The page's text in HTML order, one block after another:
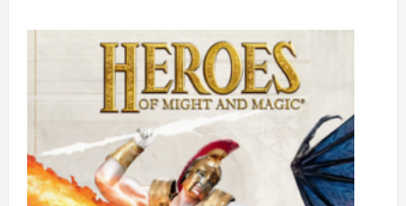
NEWS:
Armie
Hammer
wymyślił
film,
którego
ma?